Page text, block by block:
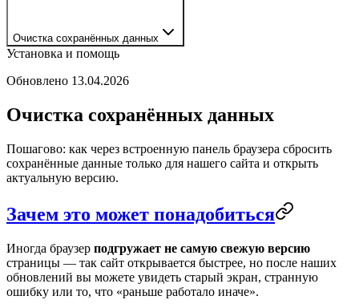
Очистка сохранённых данных
Установка и помощь
Обновлено 13.04.2026
Очистка сохранённых данных
Пошагово: как через встроенную панель браузера сбросить
сохранённые данные только для нашего сайта и открыть
актуальную версию.
Зачем это может понадобиться
Иногда браузер подгружает не самую свежую версию
страницы — так сайт открывается быстрее, но после наших
обновлений вы можете увидеть старый экран, странную
ошибку или то, что «раньше работало иначе».